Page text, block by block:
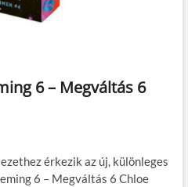
6 – Megváltás 6
érkezik az új, különleges
6 – Megváltás 6 Chloe